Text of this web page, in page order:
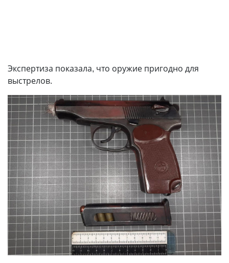
Экспертиза показала, что оружие пригодно для
выстрелов.